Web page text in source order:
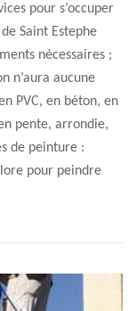
pour s’occuper
Saint Estephe
nécessaires ;
n’aura aucune
PVC, en béton, en
pente, arrondie,
de peinture :
pour peindre